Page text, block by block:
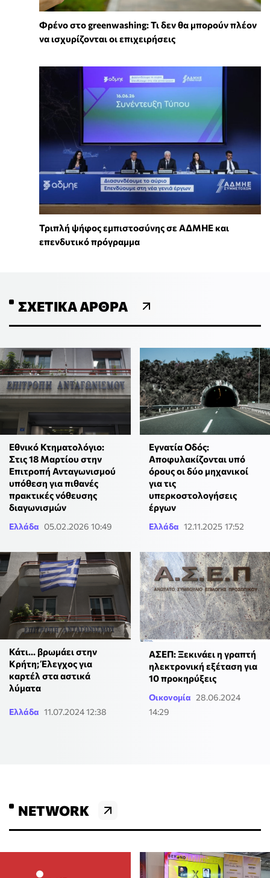
Φρένο στο greenwashing: Τι δεν θα μπορούν πλέον
να ισχυρίζονται οι επιχειρήσεις
Τριπλή ψήφος εμπιστοσύνης σε ΑΔΜΗΕ και
επενδυτικό πρόγραμμα
ΣΧΕΤΙΚΆ ΆΡΘΡΑ
Εθνικό Κτηματολόγιο:
Στις 18 Μαρτίου στην
Επιτροπή Ανταγωνισμού
υπόθεση για πιθανές
πρακτικές νόθευσης
διαγωνισμών
Ελλάδα 05.02.2026 10:49
Εγνατία Οδός:
Αποφυλακίζονται υπό
όρους οι δύο μηχανικοί
για τις
υπερκοστολογήσεις
έργων
Ελλάδα 12.11.2025 17:52
Κάτι... βρωμάει στην
Κρήτη; Έλεγχος για
καρτέλ στα αστικά
λύματα
Ελλάδα 11.07.2024 12:38
ΑΣΕΠ: Ξεκινάει η γραπτή
ηλεκτρονική εξέταση για
10 προκηρύξεις
Οικονομία 28.06.2024
14:29
NETWORK